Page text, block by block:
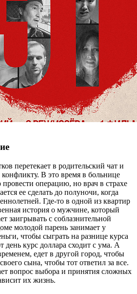
перетекает в родительский чат и
В это время в больнице
операцию, но врач в страхе
ее сделать до полуночи, когда
Где-то в одной из квартир
история о мужчине, который
заигрывать с соблазнительной
молодой парень занимает у
чтобы сыграть на разнице курса
день курс доллара сходит с ума. А
едет в другой город, чтобы
сына, чтобы тот ответил за все.
вопрос выбора и принятия сложных
их жизнь.